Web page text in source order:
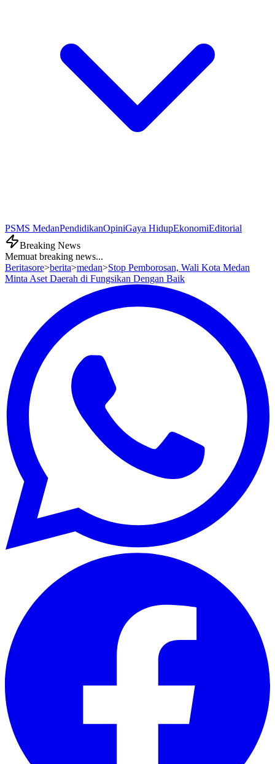
PSMS MedanPendidikanOpiniGaya HidupEkonomiEditorial
Breaking News
Memuat breaking news...
Beritasore>berita>medan>Stop Pemborosan, Wali Kota Medan
Minta Aset Daerah di Fungsikan Dengan Baik